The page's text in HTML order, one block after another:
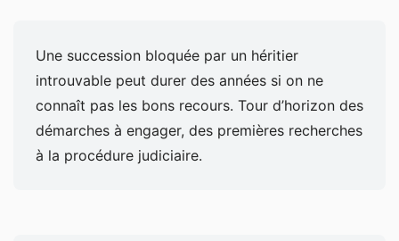
Une succession bloquée par un héritier
introuvable peut durer des années si on ne
connaît pas les bons recours. Tour d’horizon des
démarches à engager, des premières recherches
à la procédure judiciaire.